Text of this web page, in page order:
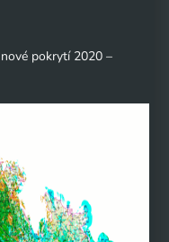
pokrytí 2020 –